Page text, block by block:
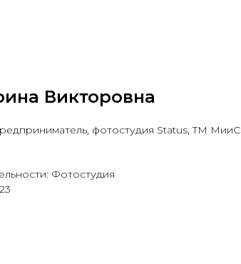
Викторовна
фотостудия Status, TM МииС
Фотостудия